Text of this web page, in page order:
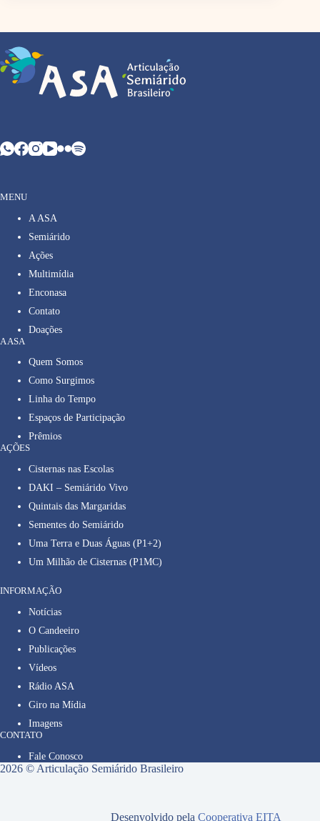
MENU
A ASA
Semiárido
Ações
Multimídia
Enconasa
Contato
Doações
A ASA
Quem Somos
Como Surgimos
Linha do Tempo
Espaços de Participação
Prêmios
AÇÕES
Cisternas nas Escolas
DAKI – Semiárido Vivo
Quintais das Margaridas
Sementes do Semiárido
Uma Terra e Duas Águas (P1+2)
Um Milhão de Cisternas (P1MC)
INFORMAÇÃO
Notícias
O Candeeiro
Publicações
Vídeos
Rádio ASA
Giro na Mídia
Imagens
CONTATO
Fale Conosco
2026 © Articulação Semiárido Brasileiro
Desenvolvido pelaCooperativa EITA